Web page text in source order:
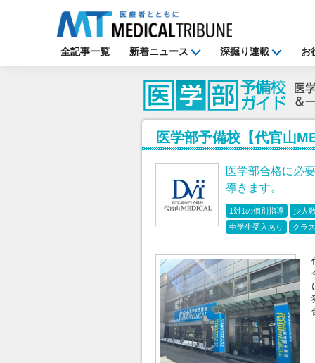
全記事一覧 新着ニュース 深掘り連載 お
医学部予備校【代官山
医学部合格に必
導きます。
1対1の個別指導
少人
中学生受入あり
クラ